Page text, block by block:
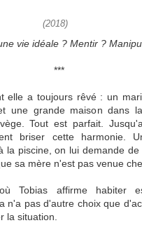
(2018)
vie idéale ? Mentir ?
***
elle a toujours rêvé : un
une grande maison dans
Tout est parfait.
briser cette harmonie.
la piscine, on lui demande
sa mère n'est pas venue
Tobias affirme habiter
n'a pas d'autre choix que
la situation.